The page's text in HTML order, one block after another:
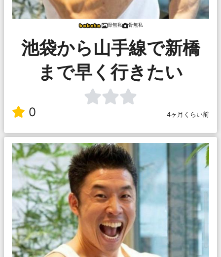
骨無私 骨無私
池袋から山手線で新橋
まで早く行きたい
0 4ヶ月くらい前